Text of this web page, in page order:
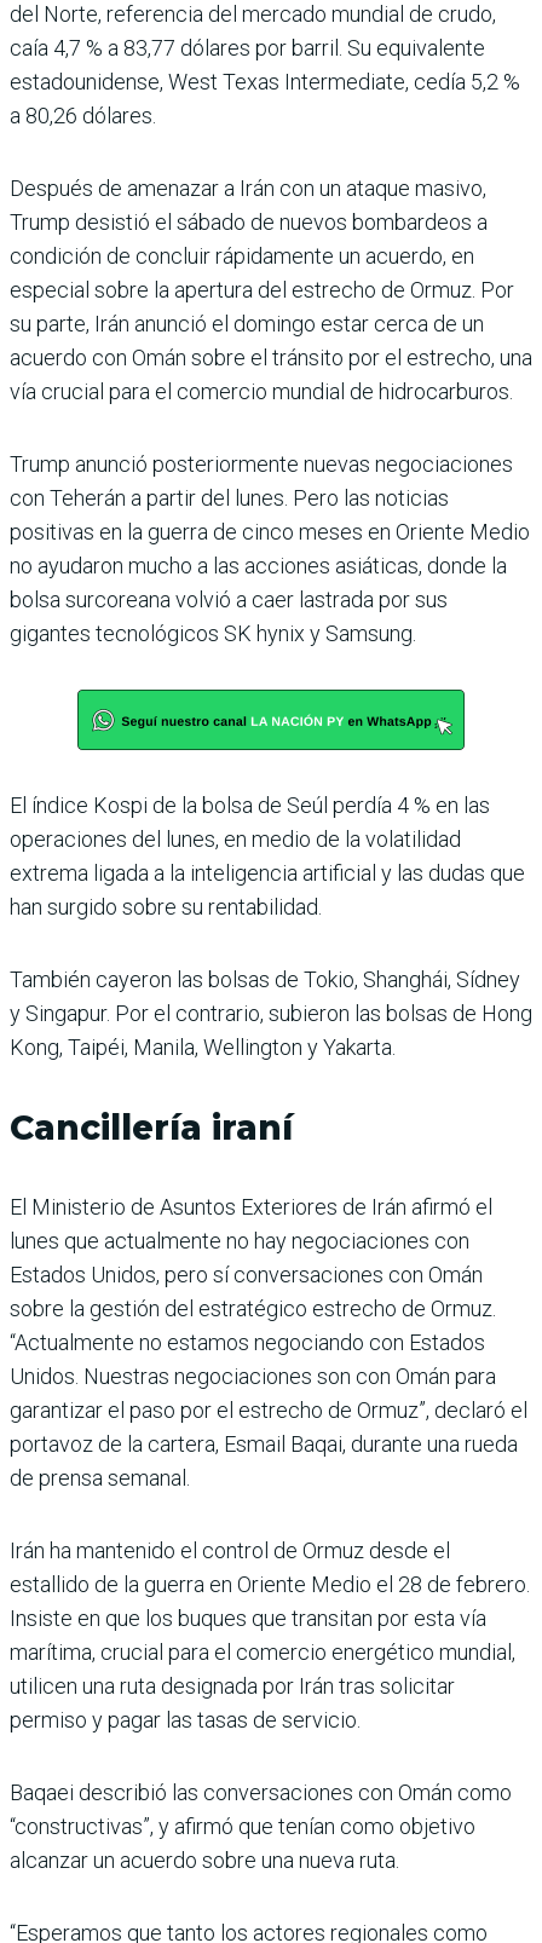
del Norte, referencia del mercado mundial de crudo,
caía 4,7 % a 83,77 dólares por barril. Su equivalente
estadounidense, West Texas Intermediate, cedía 5,2 %
a 80,26 dólares.
Después de amenazar a Irán con un ataque masivo,
Trump desistió el sábado de nuevos bombardeos a
condición de concluir rápidamente un acuerdo, en
especial sobre la apertura del estrecho de Ormuz. Por
su parte, Irán anunció el domingo estar cerca de un
acuerdo con Omán sobre el tránsito por el estrecho, una
vía crucial para el comercio mundial de hidrocarburos.
Trump anunció posteriormente nuevas negociaciones
con Teherán a partir del lunes. Pero las noticias
positivas en la guerra de cinco meses en Oriente Medio
no ayudaron mucho a las acciones asiáticas, donde la
bolsa surcoreana volvió a caer lastrada por sus
gigantes tecnológicos SK hynix y Samsung.
El índice Kospi de la bolsa de Seúl perdía 4 % en las
operaciones del lunes, en medio de la volatilidad
extrema ligada a la inteligencia artificial y las dudas que
han surgido sobre su rentabilidad.
También cayeron las bolsas de Tokio, Shanghái, Sídney
y Singapur. Por el contrario, subieron las bolsas de Hong
Kong, Taipéi, Manila, Wellington y Yakarta.
Cancillería iraní
El Ministerio de Asuntos Exteriores de Irán afirmó el
lunes que actualmente no hay negociaciones con
Estados Unidos, pero sí conversaciones con Omán
sobre la gestión del estratégico estrecho de Ormuz.
“Actualmente no estamos negociando con Estados
Unidos. Nuestras negociaciones son con Omán para
garantizar el paso por el estrecho de Ormuz”, declaró el
portavoz de la cartera, Esmail Baqai, durante una rueda
de prensa semanal.
Irán ha mantenido el control de Ormuz desde el
estallido de la guerra en Oriente Medio el 28 de febrero.
Insiste en que los buques que transitan por esta vía
marítima, crucial para el comercio energético mundial,
utilicen una ruta designada por Irán tras solicitar
permiso y pagar las tasas de servicio.
Baqaei describió las conversaciones con Omán como
“constructivas”, y afirmó que tenían como objetivo
alcanzar un acuerdo sobre una nueva ruta.
“Esperamos que tanto los actores regionales como